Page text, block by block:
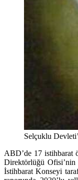
Selçuklu
ABD’de 17 istihbarat
Direktörlüğü
İstihbarat Konseyi